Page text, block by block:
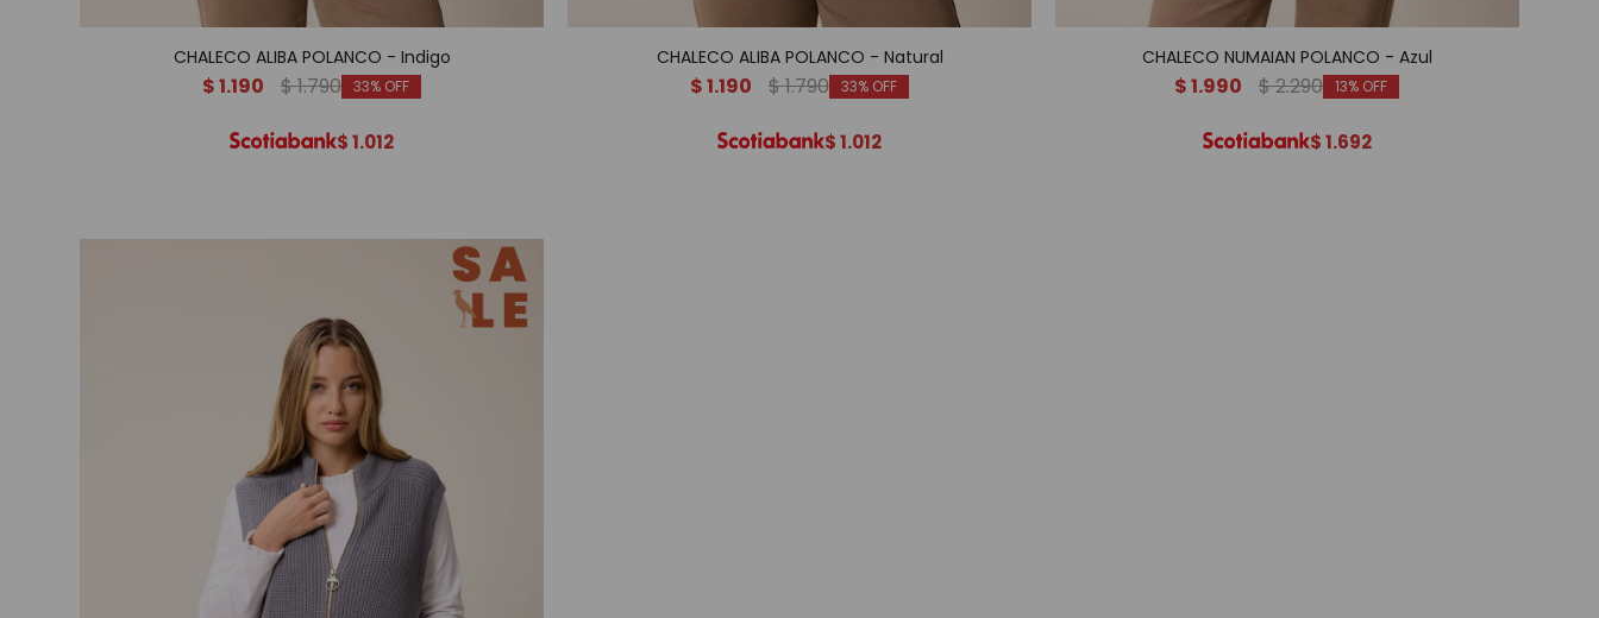
CHALECO ALIBA POLANCO - Indigo
$1.190 $1.790 33
$1.012
CHALECO ALIBA POLANCO - Natural
$1.190 $1.790 33
$1.012
CHALECO NUMAIAN POLANCO - Azul
$1.990 $2.290 13
$1.692